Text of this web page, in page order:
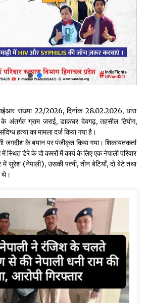
भावा वन्यजीव अभयारण्य में फिर दिखा जंगलों का ‘खामोश पहरेदार’, दुर्लभ
से अर्जित संपत्ति जब्त कर गरीबों में बांटेगी हिमाचल सरकार -CM
08/2026
सौगात
08/2026
के दौरान मीडिया संचार एवं सूचना प्रबंधन पर शिमला में एक दिवसीय
कार्यशाला आयोजित
08/2026
08/2026
संख्या 22/2026, दिनांक 28.02.2026, धारा
ग्राम जराई, डाकघर देवगढ़, तहसील ठियोग,
हत्या का मामला दर्ज किया गया है।
जगदीश के बयान पर पंजीकृत किया गया। शिकायतकर्ता
स्थित डेरे के दो कमरों में कार्य के लिए एक नेपाली परिवार
में सुरेश (नेपाली), उसकी पत्नी, तीन बेटियाँ, दो बेटे तथा
थे।